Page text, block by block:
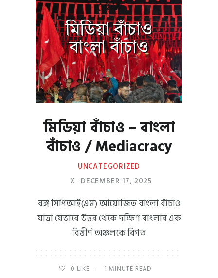
মিডিয়া বাঁচাও – বাংলা
বাঁচাও / Mediacracy
UNCATEGORIZED
X DECEMBER 17, 2025
বঙ্গ সিপিআই(এম) আয়োজিত বাংলা বাঁচাও
যাত্রা যেভাবে উত্তর থেকে দক্ষিণ বাংলার এক
বিস্তীর্ণ অঞ্চলকে বিগত
0 LIKE
1 MINUTE READ